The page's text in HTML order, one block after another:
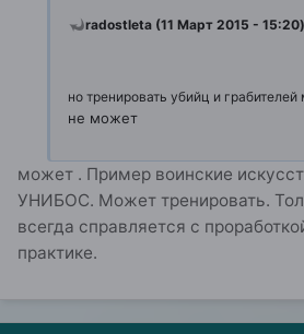
radostleta (11 Март 2015 -
но тренировать убийц и
не может
может . Пример воинские
УНИБОС. Может тренировать.
всегда справляется с
практике.